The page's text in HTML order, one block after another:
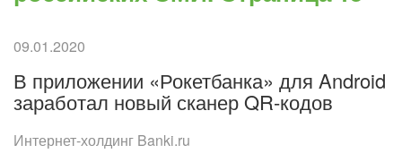
09.01.2020
В приложении «Рокетбанка» для Android
заработал новый сканер QR-кодов
Интернет-холдинг Banki.ru